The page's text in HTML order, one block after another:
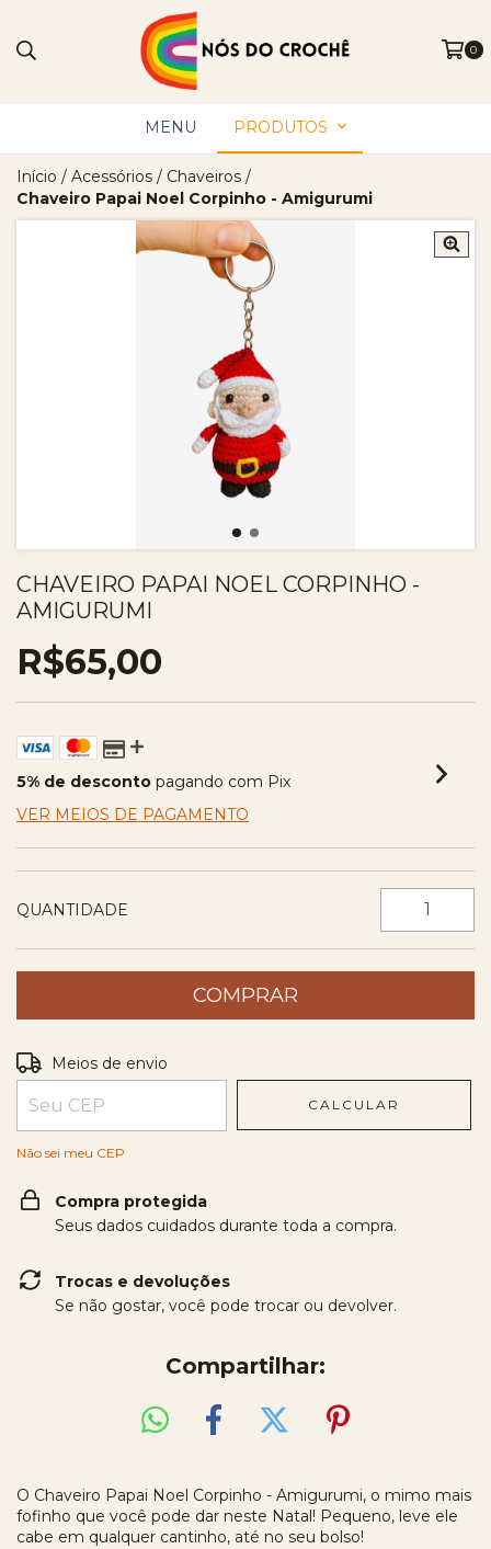
0
MENU PRODUTOS
Início / Acessórios / Chaveiros /
Chaveiro Papai Noel Corpinho - Amigurumi
CHAVEIRO PAPAI NOEL CORPINHO -
AMIGURUMI
R$65,00
5% de desconto pagando com Pix
VER MEIOS DE PAGAMENTO
QUANTIDADE
Entregas para o CEP:
Meios de envio
CALCULAR
Não sei meu CEP
Compra protegida
Seus dados cuidados durante toda a compra.
Trocas e devoluções
Se não gostar, você pode trocar ou devolver.
Compartilhar:
O Chaveiro Papai Noel Corpinho - Amigurumi, o mimo mais
fofinho que você pode dar neste Natal! Pequeno, leve ele
cabe em qualquer cantinho, até no seu bolso!